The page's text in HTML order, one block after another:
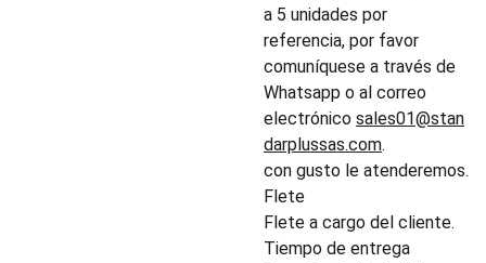
a 5 unidades por
referencia, por favor
comuníquese a través de
Whatsapp o al correo
electrónico sales01@stan
darplussas.com.
con gusto le atenderemos.
Flete
Flete a cargo del cliente.
Tiempo de entrega